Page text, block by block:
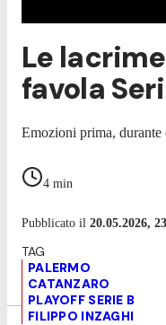
Le
favola
Emozioni prima,
4 min
Pubblicato il 20.05.2026,
PALERMO
CATANZARO
PLAYOFF SERIE B
FILIPPO INZAGHI